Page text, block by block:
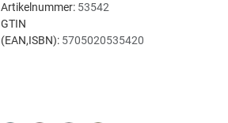
Artikelnummer: 53542
GTIN
(EAN,ISBN): 5705020535420